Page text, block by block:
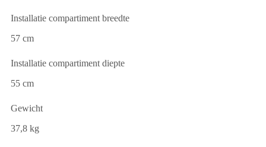
Installatie compartiment breedte
57 cm
Installatie compartiment diepte
55 cm
Gewicht
37,8 kg